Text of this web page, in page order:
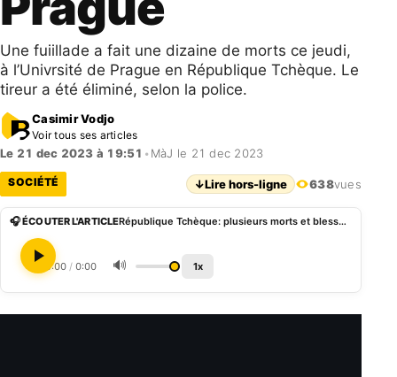
Une fuiillade a fait une dizaine de morts ce jeudi,
à l’Univrsité de Prague en République Tchèque. Le
tireur a été éliminé, selon la police.
Casimir Vodjo
Voir tous ses articles
Le 21 dec 2023 à 19:51 • MàJ le 21 dec 2023
SOCIÉTÉ ↓Lire hors-ligne 638vues
🎧 ÉCOUTER L'ARTICLE République Tchèque: plusieurs morts et blessés dans une fuisillade à l’Univrsité de Prague
0:00 / 0:00 🔊 1x